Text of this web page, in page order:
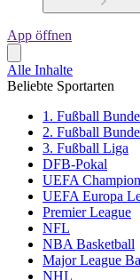
App öffnen
Alle Inhalte
Beliebte Sportarten
1. Fußball
2. Fußball
3. Fußball Liga
DFB-Pokal
UEFA
UEFA Europa
Premier League
NFL
NBA Basketball
Major League
NHL